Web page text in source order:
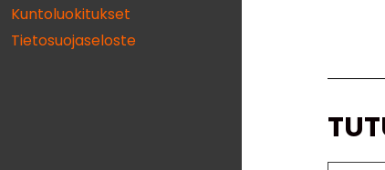
Kuntoluokitukset
Tietosuojaseloste